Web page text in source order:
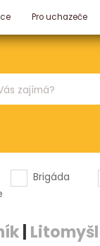
Pro uchazeče
Brigáda
| Litomyšl